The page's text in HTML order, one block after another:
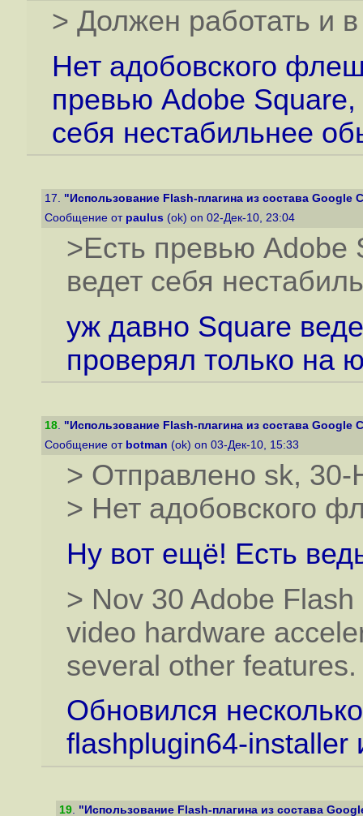
> Должен работать и
Нет адобовского
превью Adobe
себя нестабильнее
17. "Использование Flash-плагина из состава Google
Сообщение от paulus (ok) on 02-Дек-10, 23:04
>Есть превью Adobe
ведет себя
уж давно Square
проверял только на
18. "Использование Flash-плагина из состава Google
Сообщение от botman (ok) on 03-Дек-10, 15:33
> Отправлено sk,
> Нет адобовского
Ну вот ещё! Есть
> Nov 30 Adobe
video hardware
several other features.
Обновился
flashplugin64-installer
19. "Использование Flash-плагина из состава